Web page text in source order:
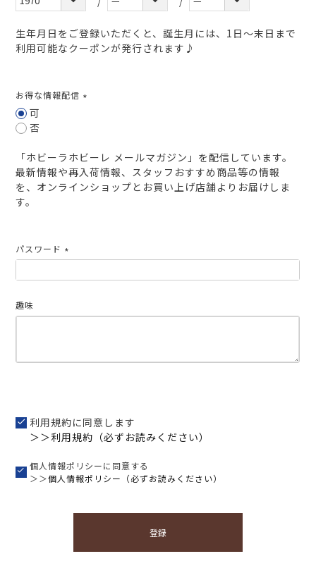
生年月日をご登録いただくと、誕生月には、1日～末日まで
利用可能なクーポンが発行されます♪
お得な情報配信
可
否
「ホビーラホビーレ メールマガジン」を配信しています。
最新情報や再入荷情報、スタッフおすすめ商品等の情報
を、オンラインショップとお買い上げ店舗よりお届けしま
す。
パスワード
須)
趣味
利用規約に同意します
＞＞利用規約（必ずお読みください）
個人情報ポリシーに同意する
＞＞個人情報ポリシー（必ずお読みください）
登録